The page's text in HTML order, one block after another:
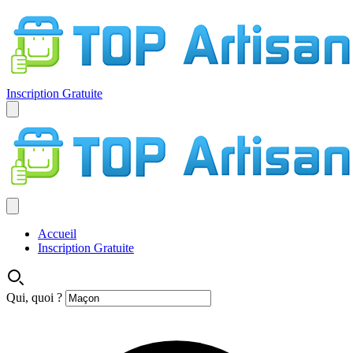
Inscription Gratuite
Accueil
Inscription Gratuite
Qui, quoi ?